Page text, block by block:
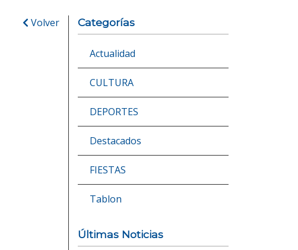
Volver Categorías
Actualidad
CULTURA
DEPORTES
Destacados
FIESTAS
Tablon
Últimas Noticias